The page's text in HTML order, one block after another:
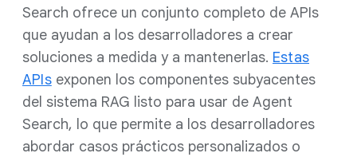
Search ofrece un conjunto completo de APIs
que ayudan a los desarrolladores a crear
soluciones a medida y a mantenerlas. Estas
APIsexponen los componentes subyacentes
del sistema RAG listo para usar de Agent
Search, lo que permite a los desarrolladores
abordar casos prácticos personalizados o